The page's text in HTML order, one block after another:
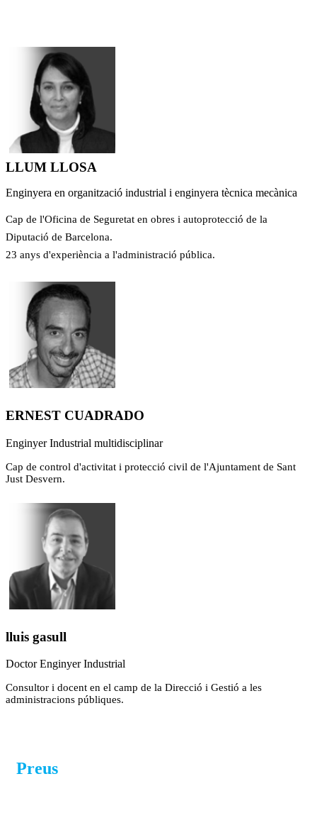
LLUM LLOSA
Enginyera en organització industrial i enginyera tècnica mecànica
Cap de l'Oficina de Seguretat en obres i autoprotecció de la
Diputació de Barcelona.
23 anys d'experiència a l'administració pública.
ERNEST CUADRADO
Enginyer Industrial multidisciplinar
Cap de control d'activitat i protecció civil de l'Ajuntament de Sant
Just Desvern.
lluis gasull
Doctor Enginyer Industrial
Consultor i docent en el camp de la Direcció i Gestió a les
administracions públiques.
Preus